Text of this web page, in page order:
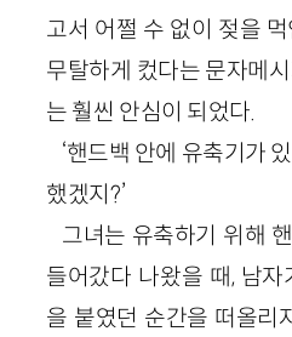
고서 어쩔 수 없이 젖을
무탈하게 컸다는 문자메
는 훨씬 안심이 되었다.
‘핸드백 안에 유축기가
했겠지?’
그녀는 유축하기 위해
들어갔다 나왔을 때, 남
을 붙였던 순간을 떠올리